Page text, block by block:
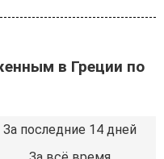
в Греции по
За последние 14 дней